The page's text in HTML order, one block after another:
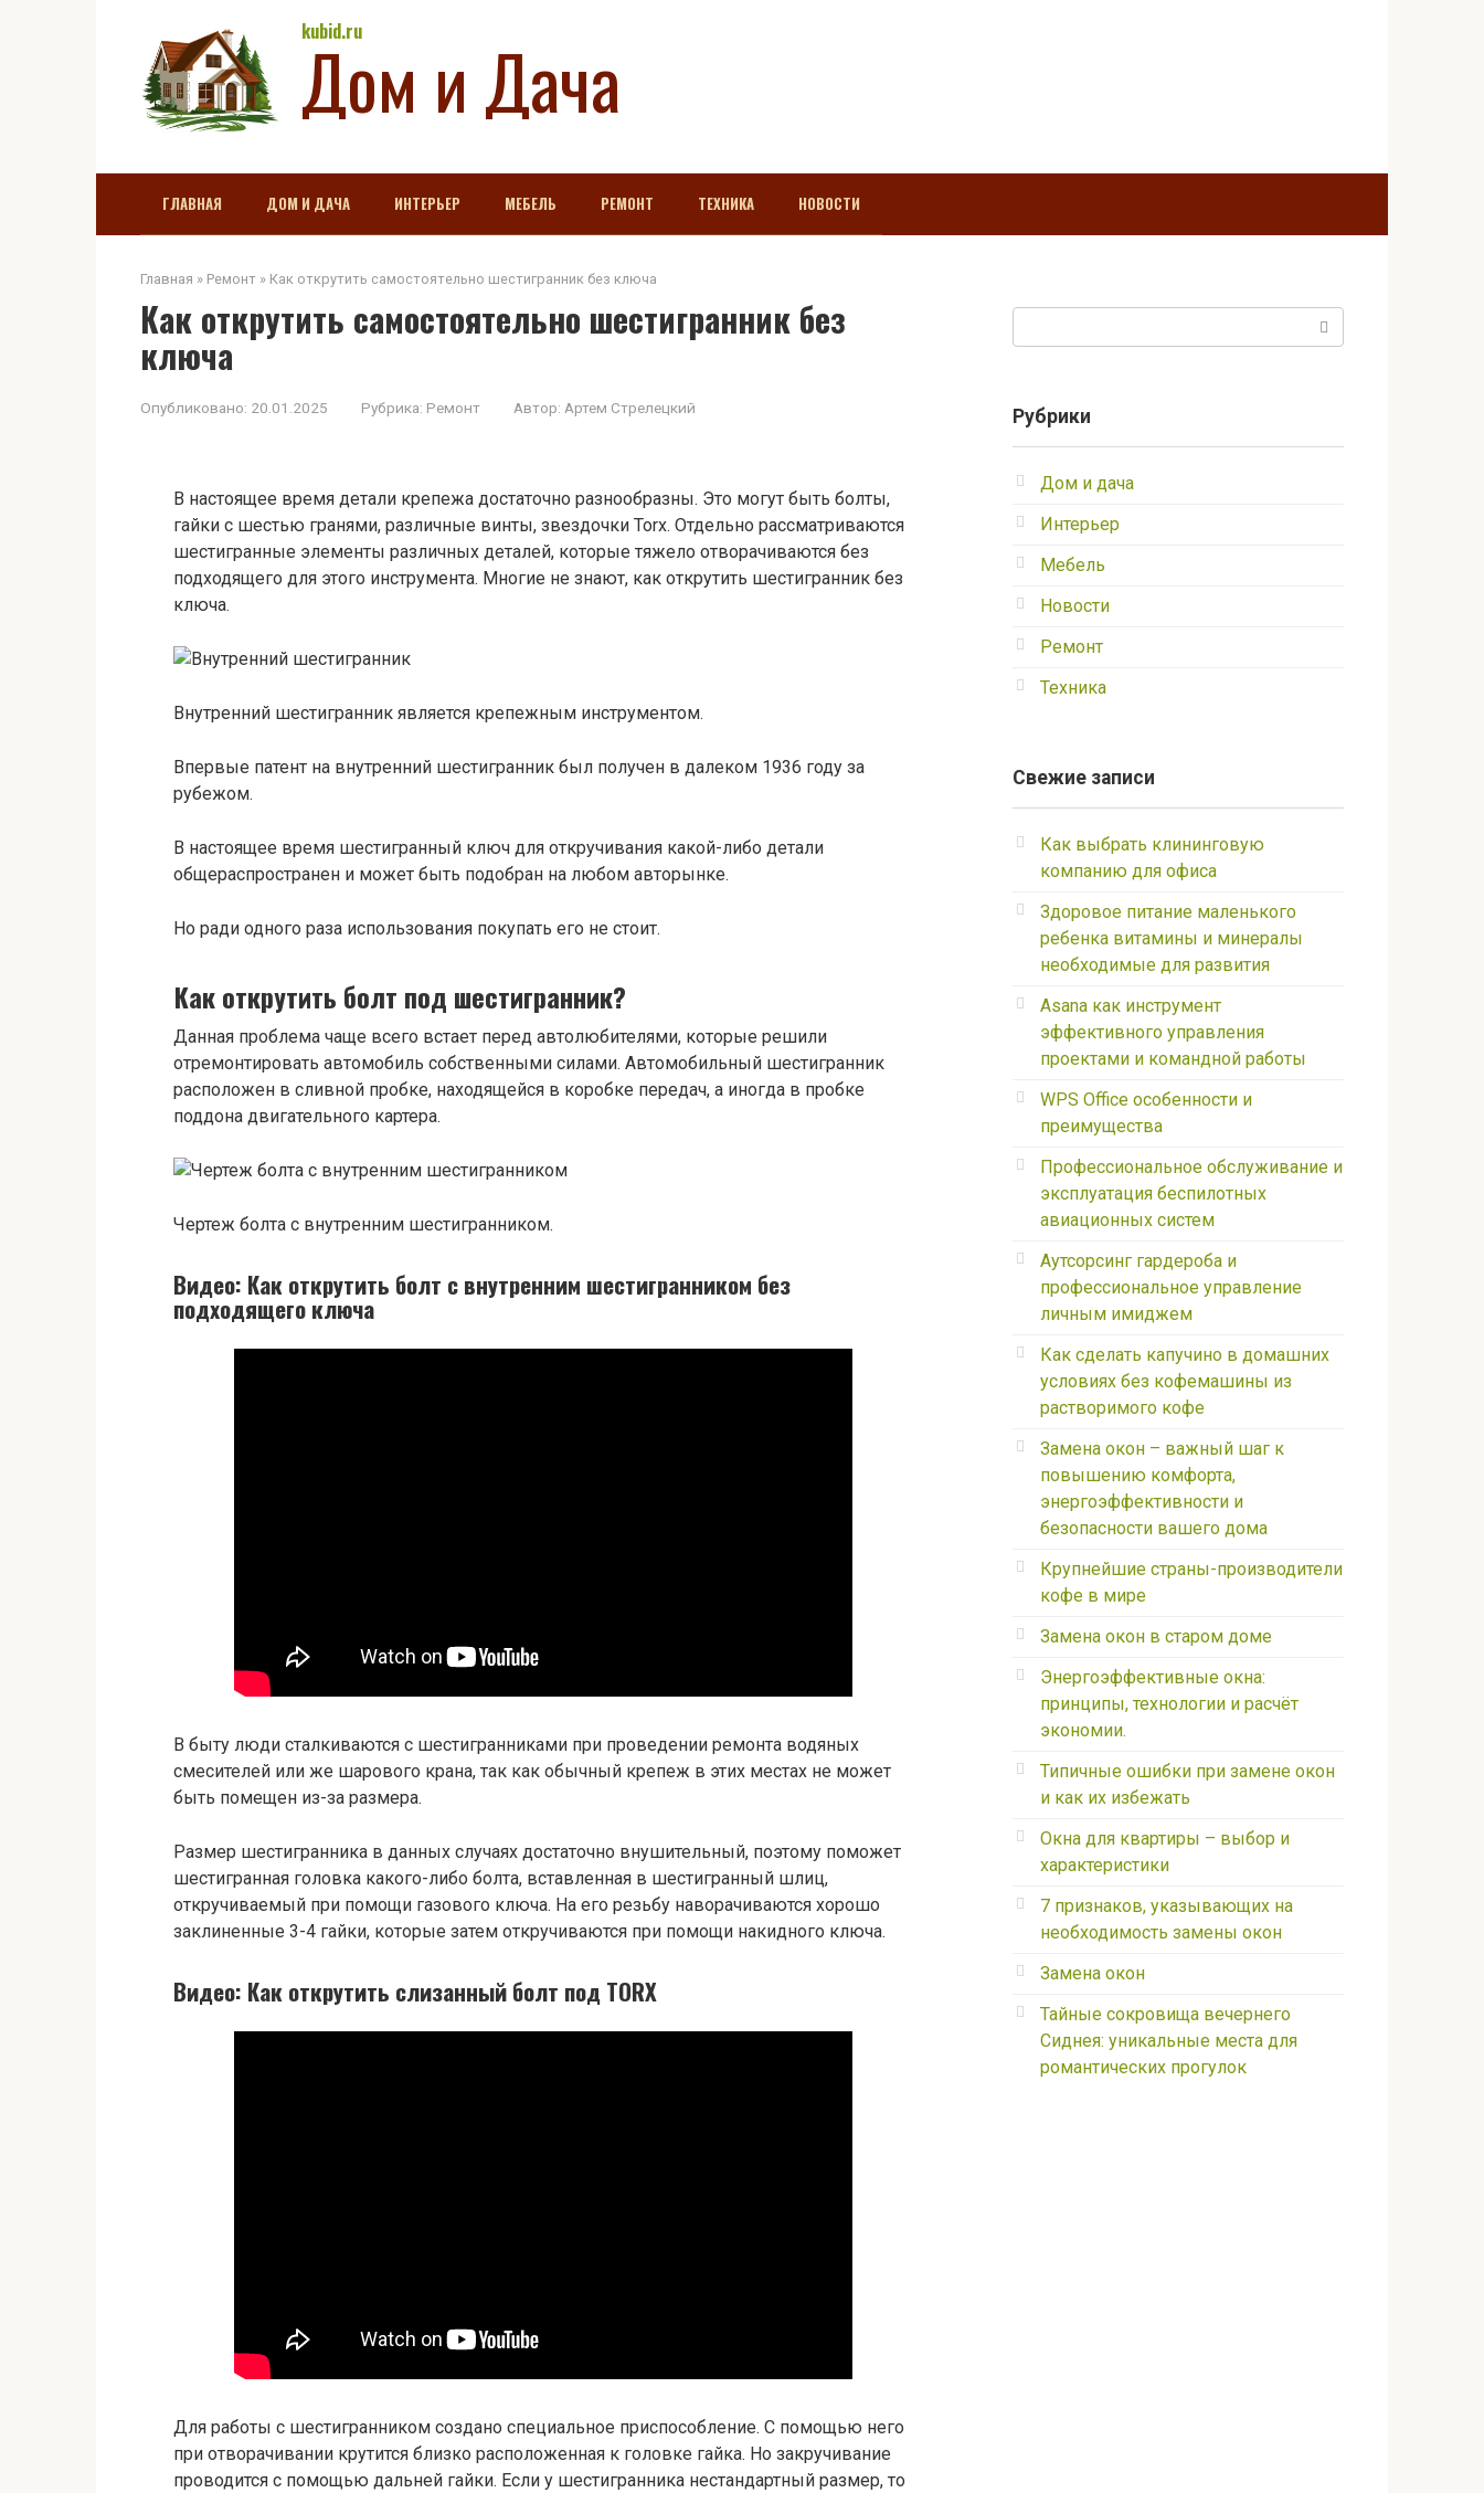
kubid.ru
Дом и Дача
ГЛАВНАЯ ДОМ И ДАЧА ИНТЕРЬЕР МЕБЕЛЬ РЕМОНТ ТЕХНИКА НОВОСТИ
Главная » Ремонт » Как открутить самостоятельно шестигранник без ключа
Как открутить самостоятельно шестигранник без
ключа
Опубликовано: 20.01.2025 Рубрика: Ремонт Автор: Артем Стрелецкий
В настоящее время детали крепежа достаточно разнообразны. Это могут быть болты,
гайки с шестью гранями, различные винты, звездочки Torx. Отдельно рассматриваются
шестигранные элементы различных деталей, которые тяжело отворачиваются без
подходящего для этого инструмента. Многие не знают, как открутить шестигранник без
ключа.
Внутренний шестигранник является крепежным инструментом.
Впервые патент на внутренний шестигранник был получен в далеком 1936 году за
рубежом.
В настоящее время шестигранный ключ для откручивания какой-либо детали
общераспространен и может быть подобран на любом авторынке.
Но ради одного раза использования покупать его не стоит.
Как открутить болт под шестигранник?
Данная проблема чаще всего встает перед автолюбителями, которые решили
отремонтировать автомобиль собственными силами. Автомобильный шестигранник
расположен в сливной пробке, находящейся в коробке передач, а иногда в пробке
поддона двигательного картера.
Чертеж болта с внутренним шестигранником.
Видео: Как открутить болт с внутренним шестигранником без
подходящего ключа
В быту люди сталкиваются с шестигранниками при проведении ремонта водяных
смесителей или же шарового крана, так как обычный крепеж в этих местах не может
быть помещен из-за размера.
Размер шестигранника в данных случаях достаточно внушительный, поэтому поможет
шестигранная головка какого-либо болта, вставленная в шестигранный шлиц,
откручиваемый при помощи газового ключа. На его резьбу наворачиваются хорошо
заклиненные 3-4 гайки, которые затем откручиваются при помощи накидного ключа.
Видео: Как открутить слизанный болт под TORX
Для работы с шестигранником создано специальное приспособление. С помощью него
при отворачивании крутится близко расположенная к головке гайка. Но закручивание
проводится с помощью дальней гайки. Если у шестигранника нестандартный размер, то
Рубрики
Дом и дача
Интерьер
Мебель
Новости
Ремонт
Техника
Свежие записи
Как выбрать клининговую
компанию для офиса
Здоровое питание маленького
ребенка витамины и минералы
необходимые для развития
Asana как инструмент
эффективного управления
проектами и командной работы
WPS Office особенности и
преимущества
Профессиональное обслуживание и
эксплуатация беспилотных
авиационных систем
Аутсорсинг гардероба и
профессиональное управление
личным имиджем
Как сделать капучино в домашних
условиях без кофемашины из
растворимого кофе
Замена окон – важный шаг к
повышению комфорта,
энергоэффективности и
безопасности вашего дома
Крупнейшие страны-производители
кофе в мире
Замена окон в старом доме
Энергоэффективные окна:
принципы, технологии и расчёт
экономии.
Типичные ошибки при замене окон
и как их избежать
Окна для квартиры – выбор и
характеристики
7 признаков, указывающих на
необходимость замены окон
Замена окон
Тайные сокровища вечернего
Сиднея: уникальные места для
романтических прогулок